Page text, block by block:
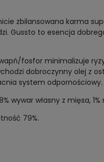
zbilansowana karma
Gussto to esencja
fosfor minimalizuje
dobroczynny olej z
system odpornościowy.
wywar własny z mięsa,
79%.